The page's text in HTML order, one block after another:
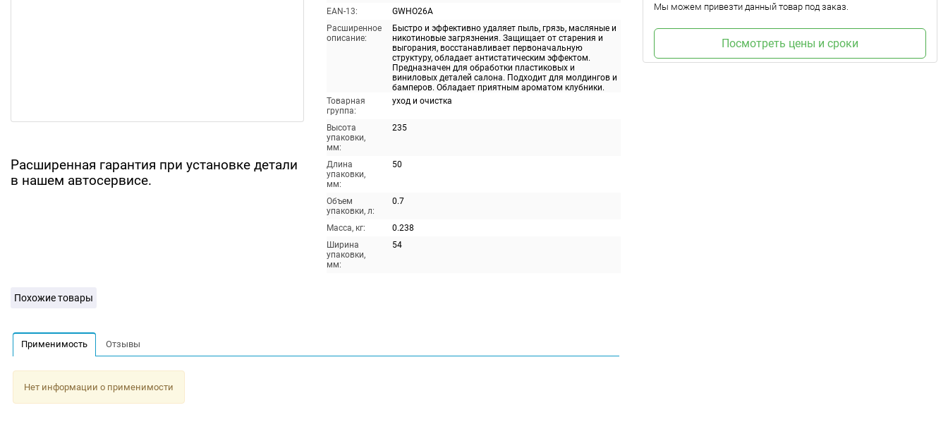
Расширенная гарантия при установке детали
в нашем автосервисе.
EAN-13:
GWHO26A
Расширенное
описание:
Быстро и эффективно удаляет пыль, грязь, масляные и
никотиновые загрязнения. Защищает от старения и
выгорания, восстанавливает первоначальную
структуру, обладает антистатическим эффектом.
Предназначен для обработки пластиковых и
виниловых деталей салона. Подходит для молдингов и
бамперов. Обладает приятным ароматом клубники.
Товарная
группа:
уход и очистка
Высота
упаковки,
мм:
235
Длина
упаковки,
мм:
50
Объем
упаковки, л:
0.7
Масса, кг:
0.238
Ширина
упаковки,
мм:
54
Мы можем привезти данный товар под заказ.
Посмотреть цены и сроки
Похожие товары
Применимость Отзывы
Нет информации о применимости